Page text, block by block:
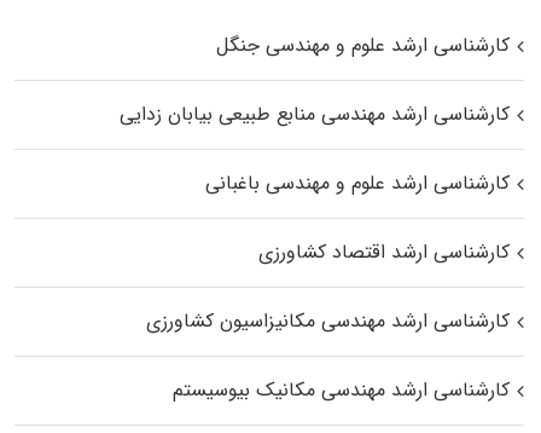
کارشناسی ارشد علوم و مهندسی جنگل
کارشناسی ارشد مهندسی منابع طبیعی بیابان زدایی
کارشناسی ارشد علوم و مهندسی باغبانی
کارشناسی ارشد اقتصاد کشاورزی
کارشناسی ارشد مهندسی مکانیزاسیون کشاورزی
کارشناسی ارشد مهندسی مکانیک بیوسیستم